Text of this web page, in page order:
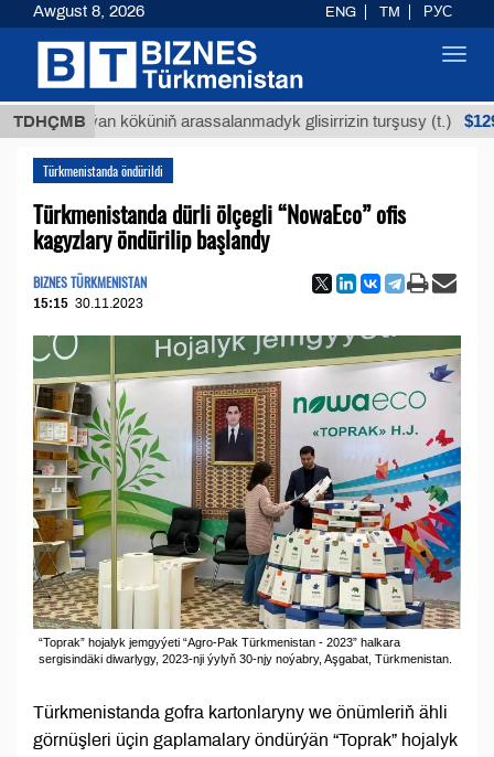
TDHÇMB
Buýan köküniň arassalanmadyk glisirrizin turşusy (t.) $12935,18
Türkmenistanda öndürildi
Türkmenistanda dürli ölçegli “NowaEco” ofis
kagyzlary öndürilip başlandy
BIZNES TÜRKMENISTAN
15:15 30.11.2023
“Toprak” hojalyk jemgyýeti “Agro-Pak Türkmenistan - 2023” halkara
sergisindäki diwarlygy, 2023-nji ýylyň 30-njy noýabry, Aşgabat, Türkmenistan.
Türkmenistanda gofra kartonlaryny we önümleriň ähli
görnüşleri üçin gaplamalary öndürýän “Toprak” hojalyk
Awgust 8, 2026 ENG TM РУС